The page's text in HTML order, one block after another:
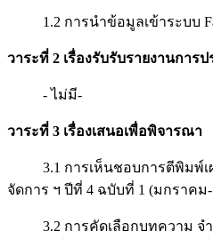
1.2 การนำข้อมูลเข้าระบบ
วาระที่ 2 เรื่องรับรับรายงานการ
- ไม่มี-
วาระที่ 3 เรื่องเสนอเพื่อพิจารณา
3.1 การเห็นชอบการตีพิมพ์เผ
จัดการ ฯ ปีที่ 4 ฉบับที่ 1 (มกราค
3.2 การคัดเลือกบทความ จำน